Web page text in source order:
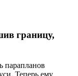
границу,
парапланов